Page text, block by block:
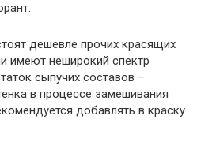
дешевле прочих красящих
имеют неширокий спектр
сыпучих составов –
в процессе замешивания
добавлять в краску